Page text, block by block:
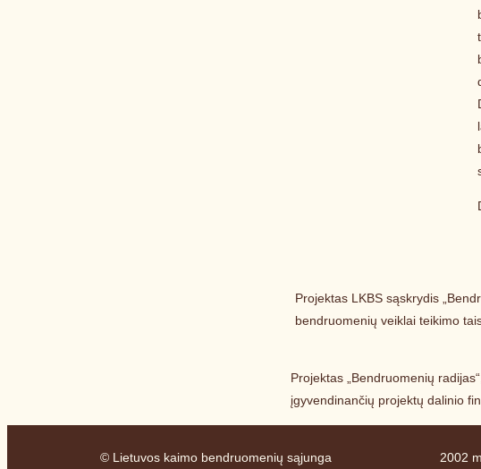
Projektas LKBS sąskrydis
bendruomenių veiklai teikimo
Projektas „Bendruomenių
įgyvendinančių projektų dalinio
© Lietuvos kaimo bendruomenių sąjunga 2002